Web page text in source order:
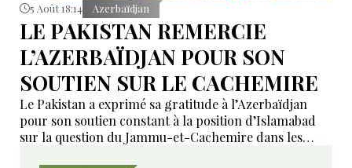
5 Août 18:14 Azerbaïdjan
LE PAKISTAN REMERCIE
L’AZERBAÏDJAN POUR SON
SOUTIEN SUR LE CACHEMIRE
Le Pakistan a exprimé sa gratitude à l’Azerbaïdjan
pour son soutien constant à la position d’Islamabad
sur la question du Jammu-et-Cachemire dans les